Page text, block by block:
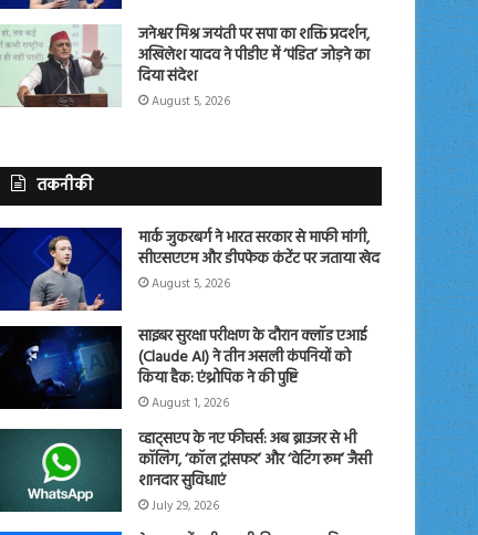
जनेश्वर मिश्र जयंती पर सपा का शक्ति प्रदर्शन,
अखिलेश यादव ने पीडीए में ‘पंडित’ जोड़ने का
दिया संदेश
August 5, 2026
तकनीकी
मार्क जुकरबर्ग ने भारत सरकार से माफी मांगी,
सीएसएएम और डीपफेक कंटेंट पर जताया खेद
August 5, 2026
साइबर सुरक्षा परीक्षण के दौरान क्लॉड एआई
(Claude AI) ने तीन असली कंपनियों को
किया हैक: एंथ्रोपिक ने की पुष्टि
August 1, 2026
व्हाट्सएप के नए फीचर्स: अब ब्राउजर से भी
कॉलिंग, ‘कॉल ट्रांसफर’ और ‘वेटिंग रूम’ जैसी
शानदार सुविधाएं
July 29, 2026